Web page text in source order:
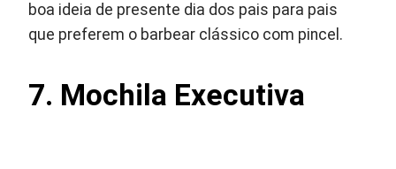
boa ideia de presente dia dos pais para pais
que preferem o barbear clássico com pincel.
7. Mochila Executiva